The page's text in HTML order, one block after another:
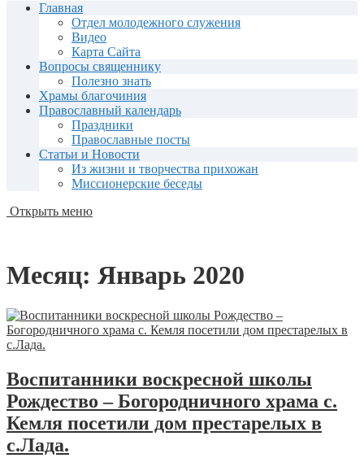
Главная
Отдел молодежного служения
Видео
Карта Сайта
Вопросы священнику
Полезно знать
Храмы благочиния
Православный календарь
Праздники
Православные посты
Статьи и Новости
Из жизни и творчества прихожан
Миссионерские беседы
Открыть меню
Месяц: Январь 2020
Воспитанники воскресной школы
Рождество – Богородничного храма с.
Кемля посетили дом престарелых в
с.Лада.